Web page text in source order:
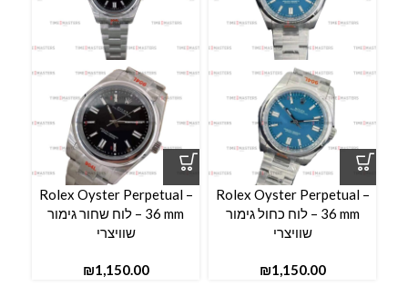
Rolex Oyster Perpetual –
36 mm – לוח כחול גימור
שוויצרי
₪
Rolex Oyster Perpetual –
36 mm – לוח שחור גימור
שוויצרי
₪